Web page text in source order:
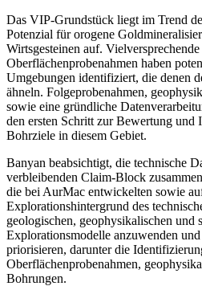
Das VIP-Grundstück liegt im Trend
Potenzial für orogene
Wirtsgesteinen auf. Vielversprechende
Oberflächenprobenahmen haben
Umgebungen identifiziert, die denen
ähneln. Folgeprobenahmen,
sowie eine gründliche
den ersten Schritt zur Bewertung und
Bohrziele in diesem Gebiet.
Banyan beabsichtigt, die technische
verbleibenden Claim-Block
die bei AurMac entwickelten sowie
Explorationshintergrund des
geologischen, geophysikalischen und
Explorationsmodelle anzuwenden
priorisieren, darunter die
Oberflächenprobenahmen,
Bohrungen.